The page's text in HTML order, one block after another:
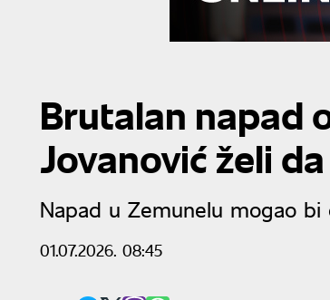
Brutalan napad
Jovanović želi
Napad u Zemunelu mogao
01.07.2026. 08:45